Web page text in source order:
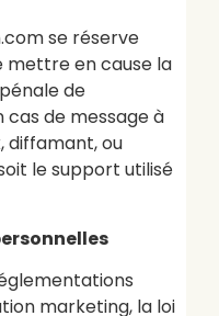
se réserve
mettre en cause la
de
cas de message à
diffamant, ou
le support utilisé
marketing, la loi